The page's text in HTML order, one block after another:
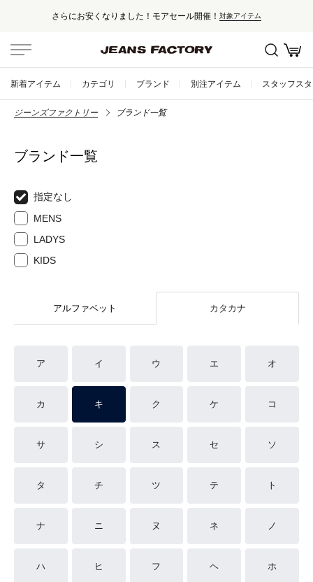
さらにお安くなりました！モアセール開催！ 対象アイテム
新着アイテム カテゴリ ブランド 別注アイテム スタッフス
ジーンズファクトリー ブランド一覧
ブランド一覧
指定なし
MENS
LADYS
KIDS
アルファベット カタカナ
ア イ ウ エ オ
カ キ ク ケ コ
サ シ ス セ ソ
タ チ ツ テ ト
ナ ニ ヌ ネ ノ
ハ ヒ フ ヘ ホ